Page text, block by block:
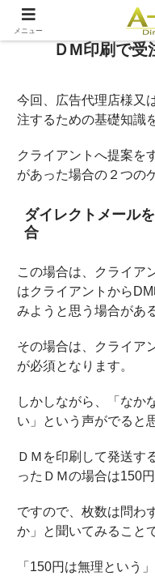
ＤM印刷で受
今回、広告代理店様又
注するための基礎知識
クライアントへ提案を
があった場合の２つの
ダイレクトメール
合
この場合は、クライア
はクライアントから
みようと思う場合があ
その場合は、クライア
が必須となります。
しかしながら、「なか
い」という声がでると
ＤＭを印刷して発送
ったＤＭの場合は150
ですので、枚数は問わ
か」と聞いてみること
「150円は無理という
メニュー